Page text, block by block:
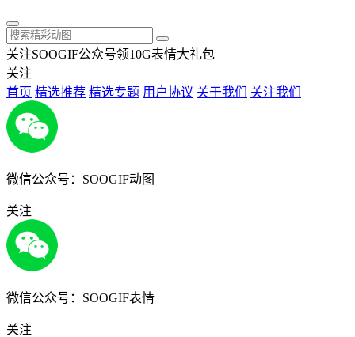
关注SOOGIF公众号领10G表情大礼包
关注
首页 精选推荐 精选专题 用户协议 关于我们 关注我们
微信公众号：SOOGIF动图
关注
微信公众号：SOOGIF表情
关注